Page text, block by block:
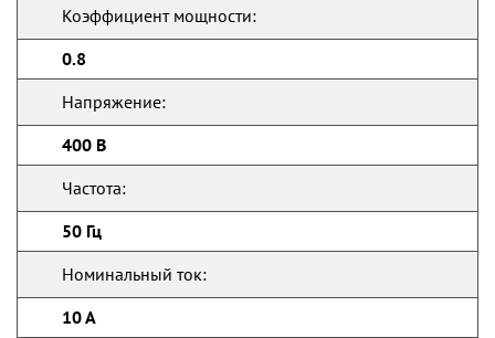
Коэффициент мощности:
0.8
Напряжение:
400 В
Частота:
50 Гц
Номинальный ток:
10 А